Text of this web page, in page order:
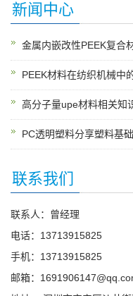
新闻中心
金属内嵌改性PEEK复合
PEEK材料在纺织机械中
高分子量upe材料相关知
PC透明塑料分享塑料基
联系我们
联系人：曾经理
电话：13713915825
手机：13713915825
邮箱：